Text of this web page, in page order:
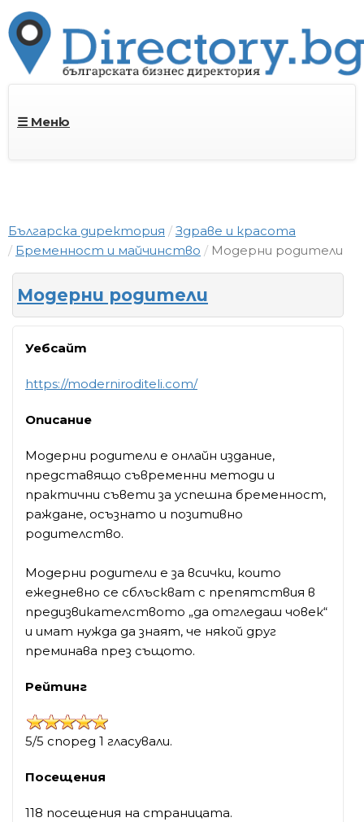
☰ Меню
Българска директория
Здраве и красота
Бременност и майчинство
Модерни родители
Модерни родители
Уебсайт
https://moderniroditeli.com/
Описание
Модерни родители е онлайн издание,
представящо съвременни методи и
практични съвети за успешна бременност,
раждане, осъзнато и позитивно
родителство.
Модерни родители е за всички, които
ежедневно се сблъскват с препятствия в
предизвикателството „да отгледаш човек“
и имат нужда да знаят, че някой друг
преминава през същото.
Рейтинг
5/5 според 1 гласували.
Посещения
118 посещения на страницата.